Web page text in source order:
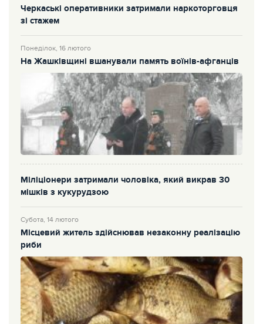
Черкаські оперативники затримали наркоторговця
зі стажем
Понеділок, 16 лютого
На Жашківщині вшанували память воїнів-афганців
Міліціонери затримали чоловіка, який викрав 30
мішків з кукурудзою
Субота, 14 лютого
Місцевий житель здійснював незаконну реалізацію
риби